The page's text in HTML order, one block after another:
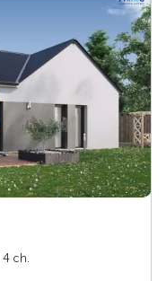
| 4 ch.